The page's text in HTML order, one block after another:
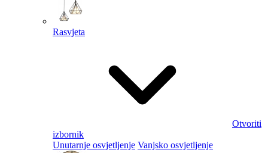
Rasvjeta
Otvoriti
izbornik
Unutarnje osvjetljenje Vanjsko osvjetljenje